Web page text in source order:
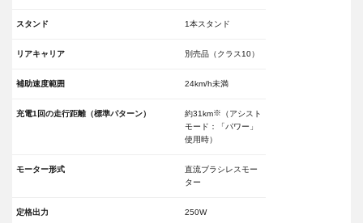
スタンド 1本スタンド
リアキャリア 別売品（クラス10）
補助速度範囲 24km/h未満
充電1回の走行距離（標準パターン） 約31km※ （アシスト
モード：「パワー」
使用時）
モーター形式
直流ブラシレスモー
ター
定格出力 250W